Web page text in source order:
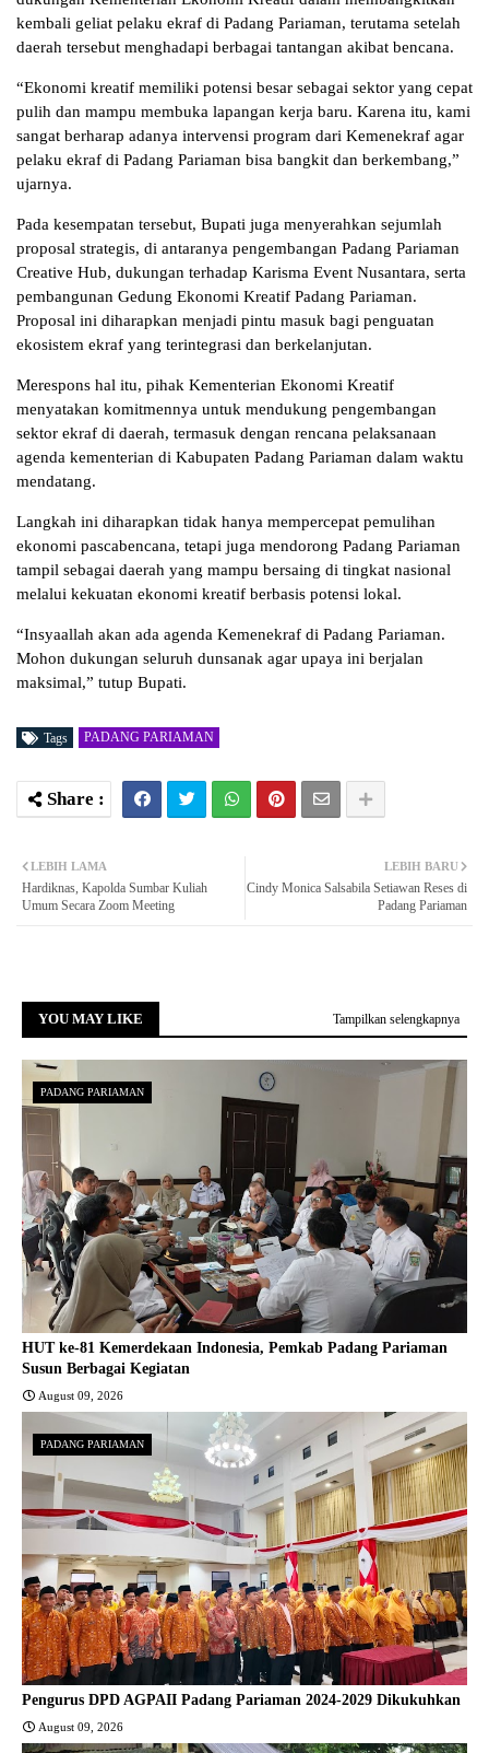
kembali geliat pelaku ekraf di Padang Pariaman, terutama setelah
daerah tersebut menghadapi berbagai tantangan akibat bencana.
“Ekonomi kreatif memiliki potensi besar sebagai sektor yang cepat
pulih dan mampu membuka lapangan kerja baru. Karena itu, kami
sangat berharap adanya intervensi program dari Kemenekraf agar
pelaku ekraf di Padang Pariaman bisa bangkit dan berkembang,”
ujarnya.
Pada kesempatan tersebut, Bupati juga menyerahkan sejumlah
proposal strategis, di antaranya pengembangan Padang Pariaman
Creative Hub, dukungan terhadap Karisma Event Nusantara, serta
pembangunan Gedung Ekonomi Kreatif Padang Pariaman.
Proposal ini diharapkan menjadi pintu masuk bagi penguatan
ekosistem ekraf yang terintegrasi dan berkelanjutan.
Merespons hal itu, pihak Kementerian Ekonomi Kreatif
menyatakan komitmennya untuk mendukung pengembangan
sektor ekraf di daerah, termasuk dengan rencana pelaksanaan
agenda kementerian di Kabupaten Padang Pariaman dalam waktu
mendatang.
Langkah ini diharapkan tidak hanya mempercepat pemulihan
ekonomi pascabencana, tetapi juga mendorong Padang Pariaman
tampil sebagai daerah yang mampu bersaing di tingkat nasional
melalui kekuatan ekonomi kreatif berbasis potensi lokal.
“Insyaallah akan ada agenda Kemenekraf di Padang Pariaman.
Mohon dukungan seluruh dunsanak agar upaya ini berjalan
maksimal,” tutup Bupati.
Tags PADANG PARIAMAN
LEBIH BARU
Cindy Monica Salsabila Setiawan Reses di
Padang Pariaman
LEBIH LAMA
Hardiknas, Kapolda Sumbar Kuliah
Umum Secara Zoom Meeting
YOU MAY LIKE Tampilkan selengkapnya
PADANG PARIAMAN
HUT ke-81 Kemerdekaan Indonesia, Pemkab Padang Pariaman
Susun Berbagai Kegiatan
August 09, 2026
PADANG PARIAMAN
Pengurus DPD AGPAII Padang Pariaman 2024-2029 Dikukuhkan
August 09, 2026